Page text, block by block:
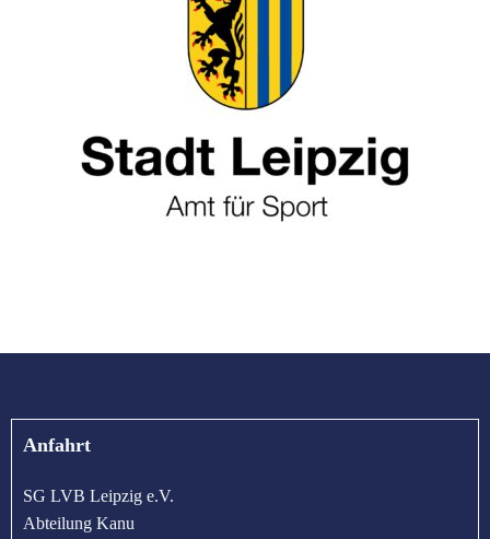
Anfahrt
SG LVB Leipzig e.V.
Abteilung Kanu